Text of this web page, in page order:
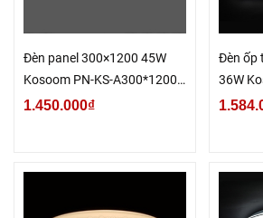
Đèn panel 300×1200 45W
Kosoom PN-KS-A300*1200-
45
1.450.000₫
Đèn ốp
36W
V-DM